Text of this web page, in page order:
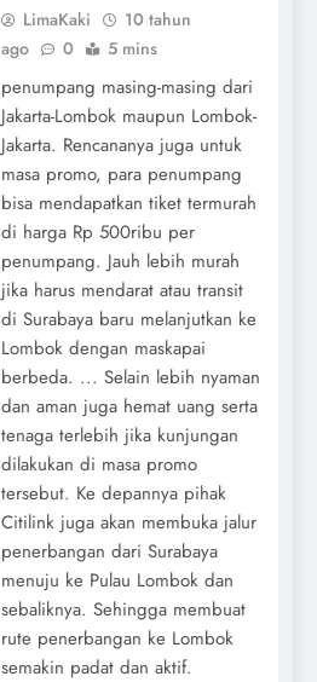
LimaKaki
10 tahun
ago
0 5 mins
penumpang masing-masing dari
Jakarta-Lombok maupun Lombok-
Jakarta. Rencananya juga untuk
masa promo, para penumpang
bisa mendapatkan tiket termurah
di harga Rp 500ribu per
penumpang. Jauh lebih murah
jika harus mendarat atau transit
di Surabaya baru melanjutkan ke
Lombok dengan maskapai
berbeda. ... Selain lebih nyaman
dan aman juga hemat uang serta
tenaga terlebih jika kunjungan
dilakukan di masa promo
tersebut. Ke depannya pihak
Citilink juga akan membuka jalur
penerbangan dari Surabaya
menuju ke Pulau Lombok dan
sebaliknya. Sehingga membuat
rute penerbangan ke Lombok
semakin padat dan aktif.